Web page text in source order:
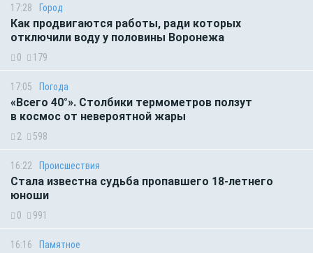
17:28 Город
Как продвигаются работы, ради которых
отключили воду у половины Воронежа
0 179
17:05 Погода
«Всего 40°». Столбики термометров ползут
в космос от невероятной жары
2 598
16:22 Происшествия
Стала известна судьба пропавшего 18-летнего
юноши
0 991
16:16 Памятное